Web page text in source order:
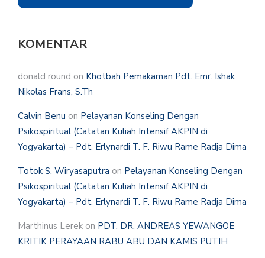
KOMENTAR
donald round on Khotbah Pemakaman Pdt. Emr. Ishak
Nikolas Frans, S.Th
Calvin Benu on Pelayanan Konseling Dengan
Psikospiritual (Catatan Kuliah Intensif AKPIN di
Yogyakarta) – Pdt. Erlynardi T. F. Riwu Rame Radja Dima
Totok S. Wiryasaputra on Pelayanan Konseling Dengan
Psikospiritual (Catatan Kuliah Intensif AKPIN di
Yogyakarta) – Pdt. Erlynardi T. F. Riwu Rame Radja Dima
Marthinus Lerek on PDT. DR. ANDREAS YEWANGOE
KRITIK PERAYAAN RABU ABU DAN KAMIS PUTIH